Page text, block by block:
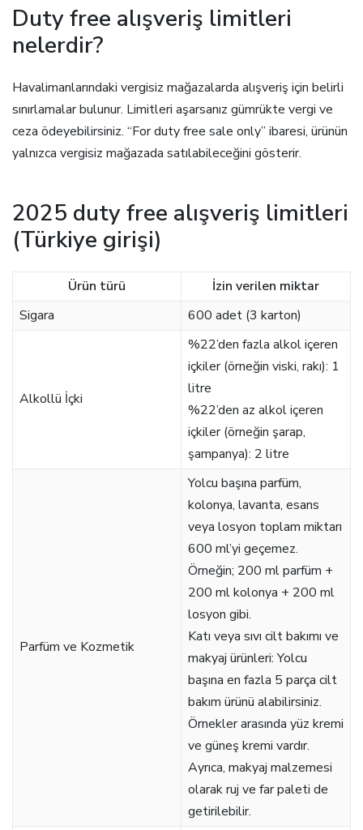
Duty free alışveriş limitleri
nelerdir?
Havalimanlarındaki vergisiz mağazalarda alışveriş için belirli
sınırlamalar bulunur. Limitleri aşarsanız gümrükte vergi ve
ceza ödeyebilirsiniz. “For duty free sale only” ibaresi, ürünün
yalnızca vergisiz mağazada satılabileceğini gösterir.
2025 duty free alışveriş limitleri
(Türkiye girişi)
Ürün türü
İzin verilen miktar
Sigara
600 adet (3 karton)
Alkollü İçki
%22’den fazla alkol içeren
içkiler (örneğin viski, rakı): 1
litre
%22’den az alkol içeren
içkiler (örneğin şarap,
şampanya): 2 litre
Parfüm ve Kozmetik
Yolcu başına parfüm,
kolonya, lavanta, esans
veya losyon toplam miktarı
600 ml’yi geçemez.
Örneğin; 200 ml parfüm +
200 ml kolonya + 200 ml
losyon gibi.
Katı veya sıvı cilt bakımı ve
makyaj ürünleri: Yolcu
başına en fazla 5 parça cilt
bakım ürünü alabilirsiniz.
Örnekler arasında yüz kremi
ve güneş kremi vardır.
Ayrıca, makyaj malzemesi
olarak ruj ve far paleti de
getirilebilir.